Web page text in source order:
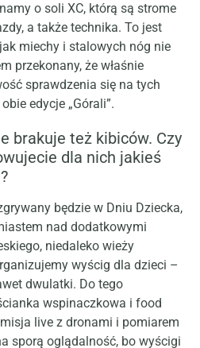
o soli XC, którą są strome
a także technika. To jest
miechy i stalowych nóg nie
przekonany, że właśnie
sprawdzenia się na tych
edycje „Górali”.
brakuje też kibiców. Czy
dla nich jakieś
będzie w Dniu Dziecka,
nad dodatkowymi
niedaleko wieży
wyścig dla dzieci –
dwulatki. Do tego
wspinaczkowa i food
live z dronami i pomiarem
sporą oglądalność, bo wyścigi